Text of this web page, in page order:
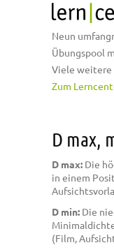
Neun
Übungspool
Viele weitere
Zum
D max,
D max: Die
in einem
D min: Die
(Film,